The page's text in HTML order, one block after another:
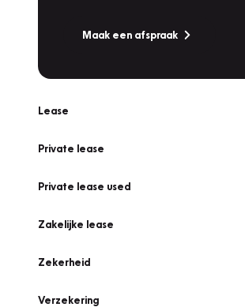
Maak een afspraak
Lease
Private lease
Private lease used
Zakelijke lease
Zekerheid
Verzekering